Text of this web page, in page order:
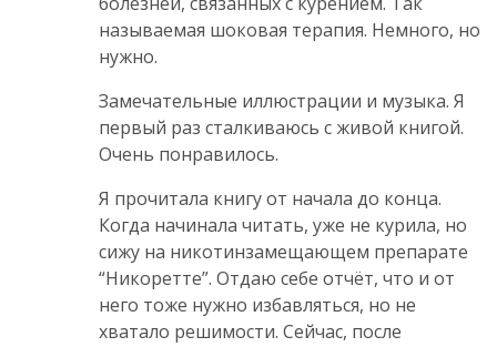
называемая шоковая терапия. Немного, но
нужно.
Замечательные иллюстрации и музыка. Я
первый раз сталкиваюсь с живой книгой.
Очень понравилось.
Я прочитала книгу от начала до конца.
Когда начинала читать, уже не курила, но
сижу на никотинзамещающем препарате
“Никоретте”. Отдаю себе отчёт, что и от
него тоже нужно избавляться, но не
хватало решимости. Сейчас, после